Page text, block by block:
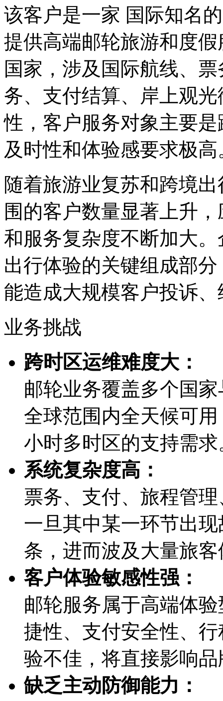
该客户是一家 国际知名的
提供高端邮轮旅游和度
国家，涉及国际航线、
务、支付结算、岸
性，客户服务对象主要是
及时性和体验感要求极高
随着旅游业复苏和跨境出
围的客户数量显著上升
和服务复杂度不断加大
出行体验的关键组成部分
能造成大规模客户投诉
业务挑战
跨时区运维难度大：
邮轮业务覆盖多个国家
全球范围内全天候可用
小时多时区的支持需求
系统复杂度高：
票务、支付、旅程管
一旦其中某一环节出现
条，进而波及大量旅
客户体验敏感性强：
邮轮服务属于高端体验
捷性、支付安全性
验不佳，将直接影
缺乏主动防御能力：